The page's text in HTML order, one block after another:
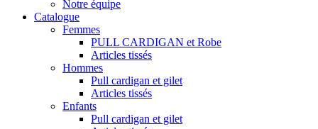
Notre équipe
Catalogue
Femmes
PULL CARDIGAN et Robe
Articles tissés
Hommes
Pull cardigan et gilet
Articles tissés
Enfants
Pull cardigan et gilet